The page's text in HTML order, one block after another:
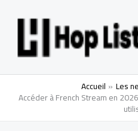
Accueil Les
Accéder à French Stream en